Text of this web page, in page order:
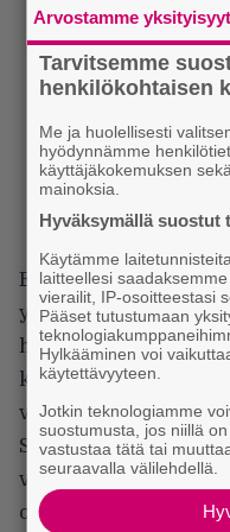
Epäsuhtaisen
yllättävän käänteen.
hyökkäyksen
kuuluva pikkulapsi
vanhemmistaan,
Sid löytävät
vaatimuksesta syntyy
omiensa pariin.
Arvostamme
Tarvitsemme
henkilökohtaisen
Me ja huolellisesti
hyödynnämme
käyttäjäkokemuksen
mainoksia.
Hyväksymällä suostut
Käytämme
laitteellesi
vierailit, IP-osoitteestasi
Pääset tutustumaan
Hylkääminen voi
käytettävyyteen.
Jotkin teknologiamme
suostumusta, jos niillä
vastustaa tätä tai
seuraavalla välilehdellä.